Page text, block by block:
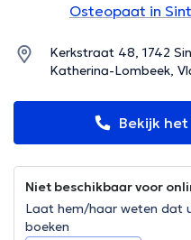
Osteopaat in
Kerkstraat 48, 1742
Katherina-Lombeek,
Bekijk
Niet beschikbaar voor
Laat hem/haar weten dat
boeken